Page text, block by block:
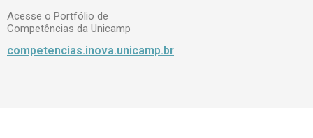
Acesse o Portfólio de
Competências da Unicamp
competencias.inova.unicamp.br